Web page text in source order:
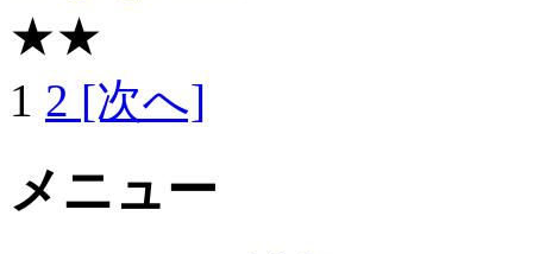
★★
1 2 [次へ]
メニュー